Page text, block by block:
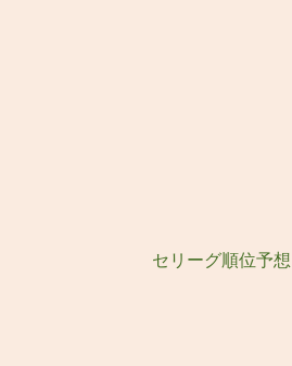
セリーグ順位予想